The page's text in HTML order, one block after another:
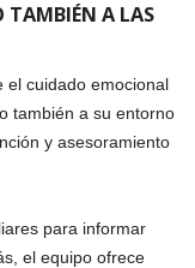
TAMBIÉN A LAS
el cuidado emocional
también a su entorno
y asesoramiento
para informar
el equipo ofrece